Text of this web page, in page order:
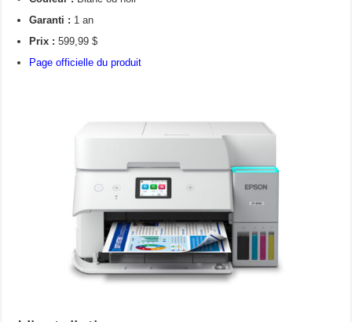
Garanti : 1 an
Prix : 599,99 $
Page officielle du produit